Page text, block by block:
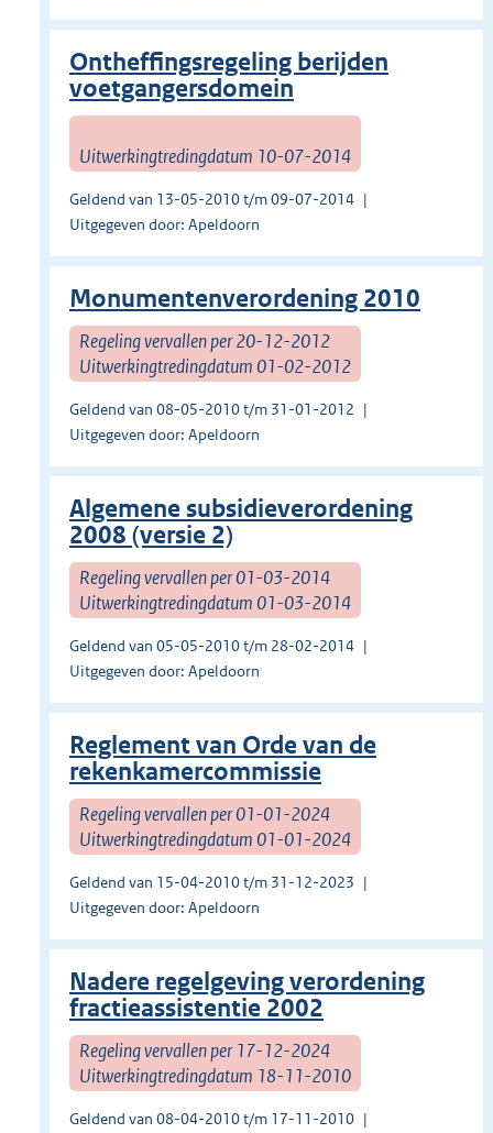
Ontheffingsregeling berijden
voetgangersdomein
Uitwerkingtredingdatum 10-07-2014
Geldend van 13-05-2010 t/m 09-07-2014
Uitgegeven door: Apeldoorn
Monumentenverordening 2010
Regeling vervallen per 20-12-2012
Uitwerkingtredingdatum 01-02-2012
Geldend van 08-05-2010 t/m 31-01-2012
Uitgegeven door: Apeldoorn
Algemene subsidieverordening
2008 (versie 2)
Regeling vervallen per 01-03-2014
Uitwerkingtredingdatum 01-03-2014
Geldend van 05-05-2010 t/m 28-02-2014
Uitgegeven door: Apeldoorn
Reglement van Orde van de
rekenkamercommissie
Regeling vervallen per 01-01-2024
Uitwerkingtredingdatum 01-01-2024
Geldend van 15-04-2010 t/m 31-12-2023
Uitgegeven door: Apeldoorn
Nadere regelgeving verordening
fractieassistentie 2002
Regeling vervallen per 17-12-2024
Uitwerkingtredingdatum 18-11-2010
Geldend van 08-04-2010 t/m 17-11-2010